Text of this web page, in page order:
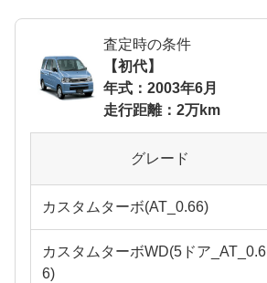
査定時の条件
【初代】
年式：2003年6月
走行距離：2万km
グレード
カスタムターボ(AT_0.66)
カスタムターボWD(5ドア_AT_0.6
6)